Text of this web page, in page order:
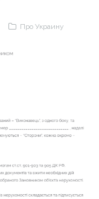
Про Украину